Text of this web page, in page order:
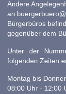
Andere
an
Bürgerbüros
gegenüber dem
Unter der
folgenden Zeiten
Montag bis
08:00 Uhr - 12:00